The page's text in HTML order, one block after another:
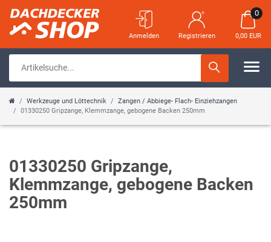
Anmelden Registrieren
0
0,00 EUR
Werkzeuge und Löttechnik
Zangen / Abbiege- Flach- Einziehzangen
01330250 Gripzange, Klemmzange, gebogene Backen 250mm
01330250 Gripzange,
Klemmzange, gebogene Backen
250mm